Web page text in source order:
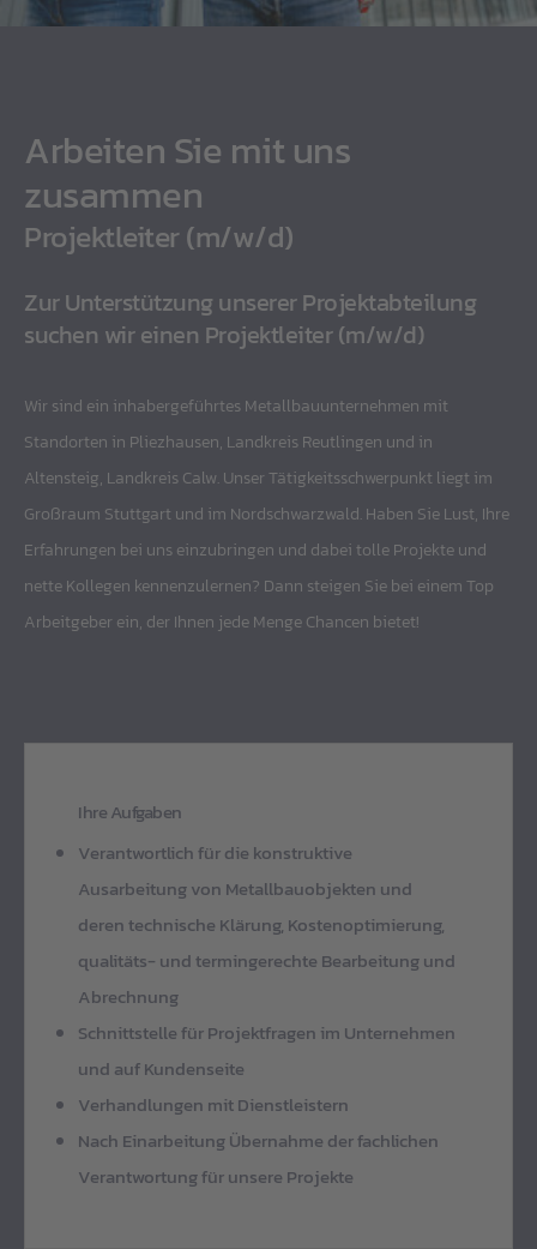
Arbeiten Sie mit uns
zusammen
Projektleiter (m/w/d)
Zur Unterstützung unserer Projektabteilung
suchen wir einen Projektleiter (m/w/d)
Wir sind ein inhabergeführtes Metallbauunternehmen mit
Standorten in Pliezhausen, Landkreis Reutlingen und in
Altensteig, Landkreis Calw. Unser Tätigkeitsschwerpunkt liegt im
Großraum Stuttgart und im Nordschwarzwald. Haben Sie Lust, Ihre
Erfahrungen bei uns einzubringen und dabei tolle Projekte und
nette Kollegen kennenzulernen? Dann steigen Sie bei einem Top
Arbeitgeber ein, der Ihnen jede Menge Chancen bietet!
Ihre Aufgaben
Verantwortlich für die konstruktive
Ausarbeitung von Metallbauobjekten und
deren technische Klärung, Kostenoptimierung,
qualitäts- und termingerechte Bearbeitung und
Abrechnung
Schnittstelle für Projektfragen im Unternehmen
und auf Kundenseite
Verhandlungen mit Dienstleistern
Nach Einarbeitung Übernahme der fachlichen
Verantwortung für unsere Projekte